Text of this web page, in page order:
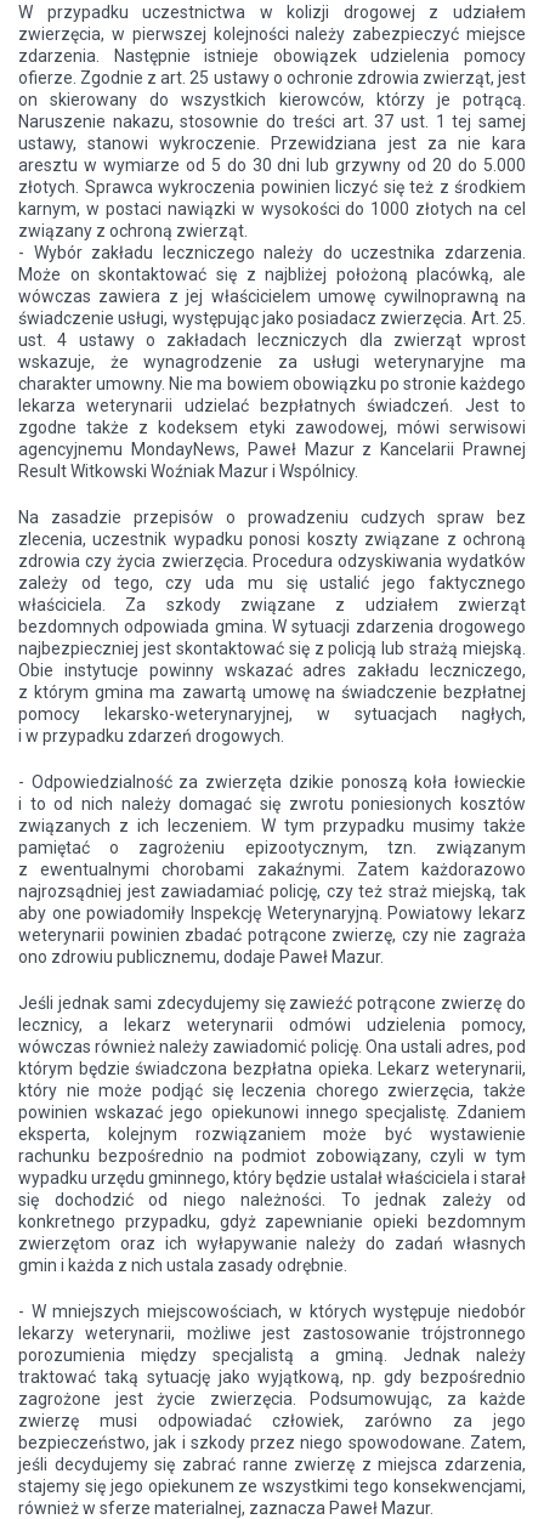
W przypadku uczestnictwa w kolizji drogowej z udziałem
zwierzęcia, w pierwszej kolejności należy zabezpieczyć miejsce
zdarzenia. Następnie istnieje obowiązek udzielenia pomocy
ofierze. Zgodnie z art. 25 ustawy o ochronie zdrowia zwierząt, jest
on skierowany do wszystkich kierowców, którzy je potrącą.
Naruszenie nakazu, stosownie do treści art. 37 ust. 1 tej samej
ustawy, stanowi wykroczenie. Przewidziana jest za nie kara
aresztu w wymiarze od 5 do 30 dni lub grzywny od 20 do 5.000
złotych. Sprawca wykroczenia powinien liczyć się też z środkiem
karnym, w postaci nawiązki w wysokości do 1000 złotych na cel
związany z ochroną zwierząt.
- Wybór zakładu leczniczego należy do uczestnika zdarzenia.
Może on skontaktować się z najbliżej położoną placówką, ale
wówczas zawiera z jej właścicielem umowę cywilnoprawną na
świadczenie usługi, występując jako posiadacz zwierzęcia. Art. 25.
ust. 4 ustawy o zakładach leczniczych dla zwierząt wprost
wskazuje, że wynagrodzenie za usługi weterynaryjne ma
charakter umowny. Nie ma bowiem obowiązku po stronie każdego
lekarza weterynarii udzielać bezpłatnych świadczeń. Jest to
zgodne także z kodeksem etyki zawodowej, mówi serwisowi
agencyjnemu MondayNews, Paweł Mazur z Kancelarii Prawnej
Result Witkowski Woźniak Mazur i Wspólnicy.
Na zasadzie przepisów o prowadzeniu cudzych spraw bez
zlecenia, uczestnik wypadku ponosi koszty związane z ochroną
zdrowia czy życia zwierzęcia. Procedura odzyskiwania wydatków
zależy od tego, czy uda mu się ustalić jego faktycznego
właściciela. Za szkody związane z udziałem zwierząt
bezdomnych odpowiada gmina. W sytuacji zdarzenia drogowego
najbezpieczniej jest skontaktować się z policją lub strażą miejską.
Obie instytucje powinny wskazać adres zakładu leczniczego,
z którym gmina ma zawartą umowę na świadczenie bezpłatnej
pomocy lekarsko-weterynaryjnej, w sytuacjach nagłych,
i w przypadku zdarzeń drogowych.
- Odpowiedzialność za zwierzęta dzikie ponoszą koła łowieckie
i to od nich należy domagać się zwrotu poniesionych kosztów
związanych z ich leczeniem. W tym przypadku musimy także
pamiętać o zagrożeniu epizootycznym, tzn. związanym
z ewentualnymi chorobami zakaźnymi. Zatem każdorazowo
najrozsądniej jest zawiadamiać policję, czy też straż miejską, tak
aby one powiadomiły Inspekcję Weterynaryjną. Powiatowy lekarz
weterynarii powinien zbadać potrącone zwierzę, czy nie zagraża
ono zdrowiu publicznemu, dodaje Paweł Mazur.
Jeśli jednak sami zdecydujemy się zawieźć potrącone zwierzę do
lecznicy, a lekarz weterynarii odmówi udzielenia pomocy,
wówczas również należy zawiadomić policję. Ona ustali adres, pod
którym będzie świadczona bezpłatna opieka. Lekarz weterynarii,
który nie może podjąć się leczenia chorego zwierzęcia, także
powinien wskazać jego opiekunowi innego specjalistę. Zdaniem
eksperta, kolejnym rozwiązaniem może być wystawienie
rachunku bezpośrednio na podmiot zobowiązany, czyli w tym
wypadku urzędu gminnego, który będzie ustalał właściciela i starał
się dochodzić od niego należności. To jednak zależy od
konkretnego przypadku, gdyż zapewnianie opieki bezdomnym
zwierzętom oraz ich wyłapywanie należy do zadań własnych
gmin i każda z nich ustala zasady odrębnie.
- W mniejszych miejscowościach, w których występuje niedobór
lekarzy weterynarii, możliwe jest zastosowanie trójstronnego
porozumienia między specjalistą a gminą. Jednak należy
traktować taką sytuację jako wyjątkową, np. gdy bezpośrednio
zagrożone jest życie zwierzęcia. Podsumowując, za każde
zwierzę musi odpowiadać człowiek, zarówno za jego
bezpieczeństwo, jak i szkody przez niego spowodowane. Zatem,
jeśli decydujemy się zabrać ranne zwierzę z miejsca zdarzenia,
stajemy się jego opiekunem ze wszystkimi tego konsekwencjami,
również w sferze materialnej, zaznacza Paweł Mazur.